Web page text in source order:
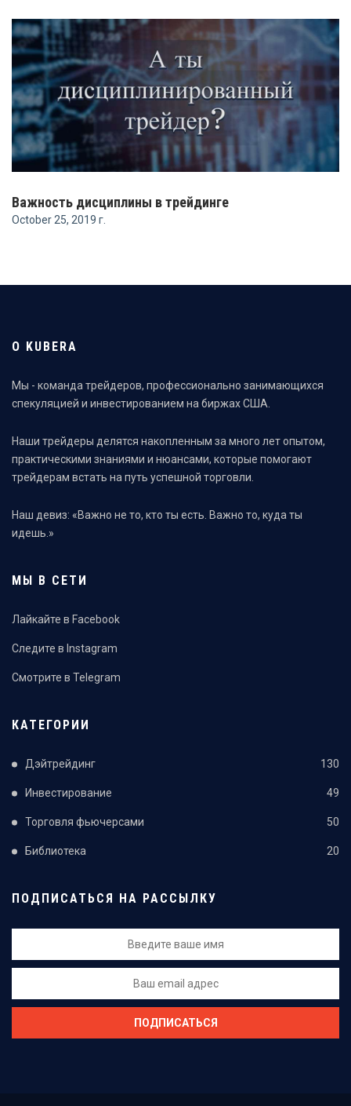
Важность дисциплины в трейдинге
October 25, 2019 г.
О KUBERA
Мы - команда трейдеров, профессионально занимающихся
спекуляцией и инвестированием на биржах США.
Наши трейдеры делятся накопленным за много лет опытом,
практическими знаниями и нюансами, которые помогают
трейдерам встать на путь успешной торговли.
Наш девиз: «Важно не то, кто ты есть. Важно то, куда ты
идешь.»
МЫ В СЕТИ
Лайкайте в Facebook
Следите в Instagram
Смотрите в Telegram
КАТЕГОРИИ
Дэйтрейдинг 130
Инвестирование 49
Торговля фьючерсами 50
Библиотека 20
ПОДПИСАТЬСЯ НА РАССЫЛКУ